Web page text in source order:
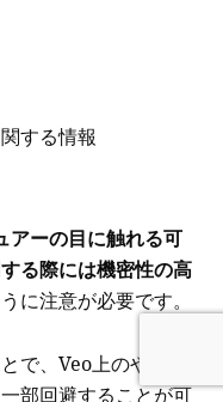
する情報
アーの目に触れる可
る際には機密性の高
に注意が必要です。
で、Veo上のやり取
部回避することが可